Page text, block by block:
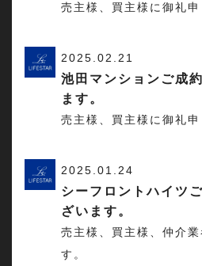
売主様、買主様に御礼申
2025.02.21
池田マンションご成
ます。
売主様、買主様に御礼申
2025.01.24
シーフロントハイツ
ざいます。
売主様、買主様、仲介
す。